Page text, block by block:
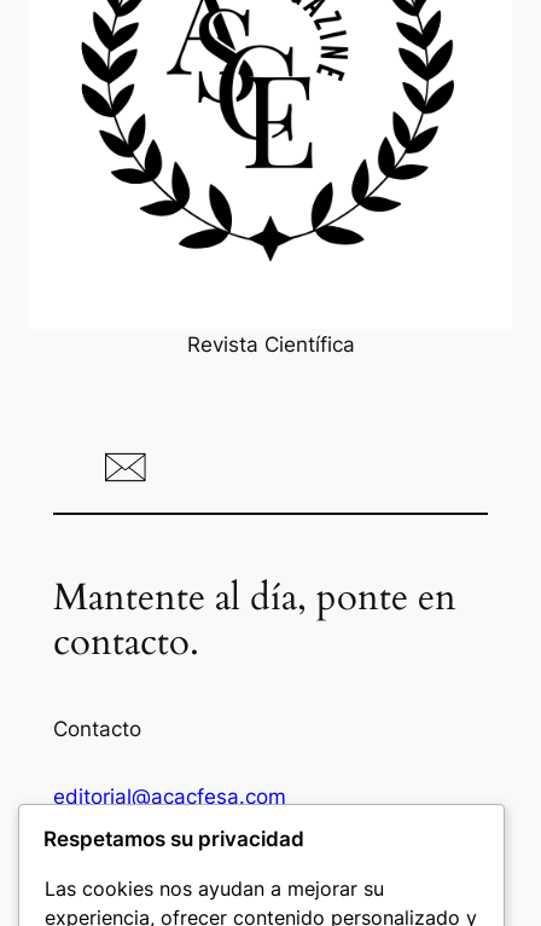
Revista Científica
Mantente al día, ponte en
contacto.
Contacto
editorial@acacfesa.com
Respetamos su privacidad
Las cookies nos ayudan a mejorar su
experiencia, ofrecer contenido personalizado y